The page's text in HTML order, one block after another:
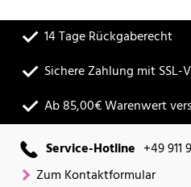
14 Tage Rückgaberecht
Sichere Zahlung mit SSL-
Ab 85,00€ Warenwert
Service-Hotline +49 911
Zum Kontaktformular